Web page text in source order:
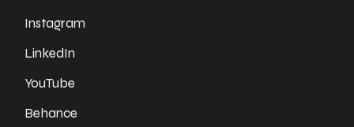
Instagram
LinkedIn
YouTube
Behance